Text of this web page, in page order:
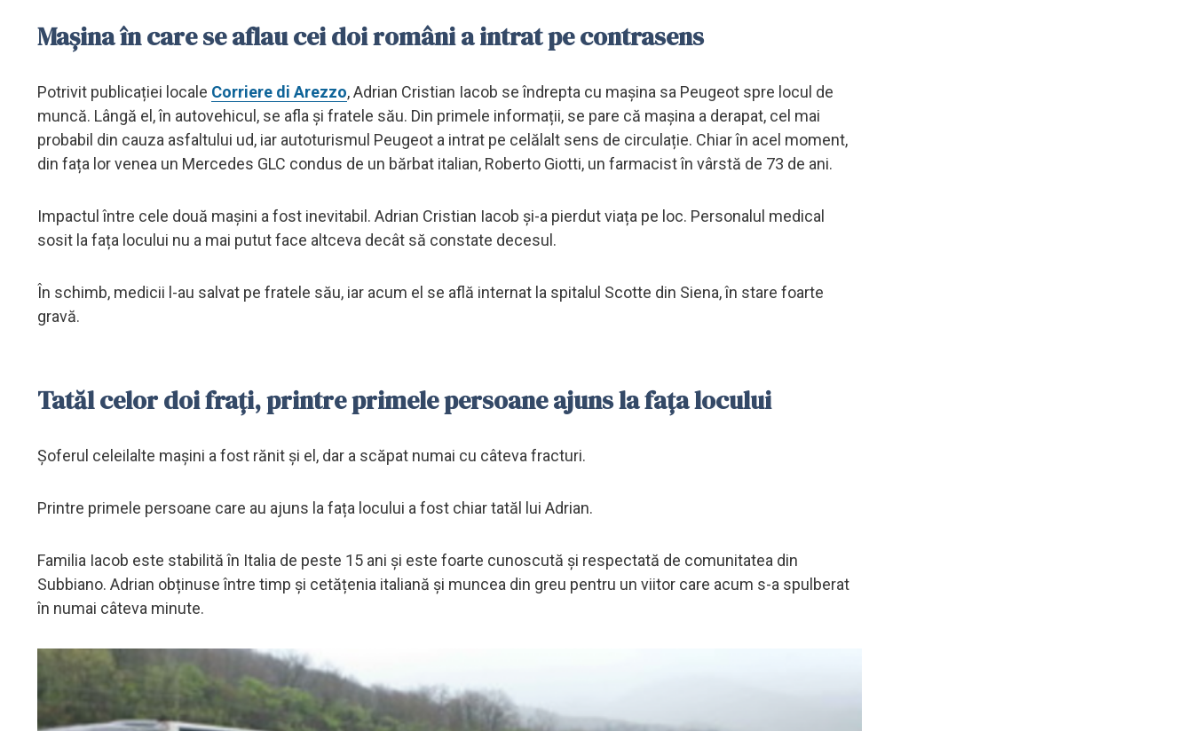
Mașina în care se aflau cei doi români a intrat pe contrasens
Potrivit publicației locale Corriere di Arezzo, Adrian Cristian Iacob se îndrepta cu mașina sa Peugeot spre locul de
muncă. Lângă el, în autovehicul, se afla și fratele său. Din primele informații, se pare că mașina a derapat, cel mai
probabil din cauza asfaltului ud, iar autoturismul Peugeot a intrat pe celălalt sens de circulație. Chiar în acel moment,
din fața lor venea un Mercedes GLC condus de un bărbat italian, Roberto Giotti, un farmacist în vârstă de 73 de ani.
Impactul între cele două mașini a fost inevitabil. Adrian Cristian Iacob și-a pierdut viața pe loc. Personalul medical
sosit la fața locului nu a mai putut face altceva decât să constate decesul.
În schimb, medicii l-au salvat pe fratele său, iar acum el se află internat la spitalul Scotte din Siena, în stare foarte
gravă.
Tatăl celor doi frați, printre primele persoane ajuns la fața locului
Șoferul celeilalte mașini a fost rănit și el, dar a scăpat numai cu câteva fracturi.
Printre primele persoane care au ajuns la fața locului a fost chiar tatăl lui Adrian.
Familia Iacob este stabilită în Italia de peste 15 ani și este foarte cunoscută și respectată de comunitatea din
Subbiano. Adrian obținuse între timp și cetățenia italiană și muncea din greu pentru un viitor care acum s-a spulberat
în numai câteva minute.